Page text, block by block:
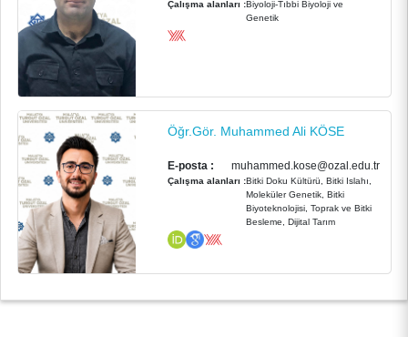
Çalışma alanları :Biyoloji-Tıbbi Biyoloji ve
Genetik
Öğr.Gör. Muhammed Ali KÖSE
E-posta : muhammed.kose@ozal.edu.tr
Çalışma alanları :Bitki Doku Kültürü, Bitki Islahı,
Moleküler Genetik, Bitki
Biyoteknolojisi, Toprak ve Bitki
Besleme, Dijital Tarım